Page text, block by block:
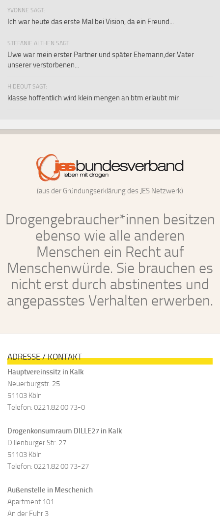
YVONNE SAGT:
Ich war heute das erste Mal bei Vision, da ein Freund...
STEFANIE ALTHEN SAGT:
Uwe war mein erster Partner und später Ehemann,der Vater
unserer verstorbenen...
HIDEOUT SAGT:
klasse hoffentlich wird klein mengen an btm erlaubt mir
(aus der Gründungserklärung des JES Netzwerk)
Drogengebraucher*innen besitzen
ebenso wie alle anderen
Menschen ein Recht auf
Menschenwürde. Sie brauchen es
nicht erst durch abstinentes und
angepasstes Verhalten erwerben.
ADRESSE / KONTAKT
Hauptvereinssitz in Kalk
Neuerburgstr. 25
51103 Köln
Telefon: 0221.82 00 73-0
Drogenkonsumraum DILLE27 in Kalk
Dillenburger Str. 27
51103 Köln
Telefon: 0221.82 00 73-27
Außenstelle in Meschenich
Apartment 101
An der Fuhr 3